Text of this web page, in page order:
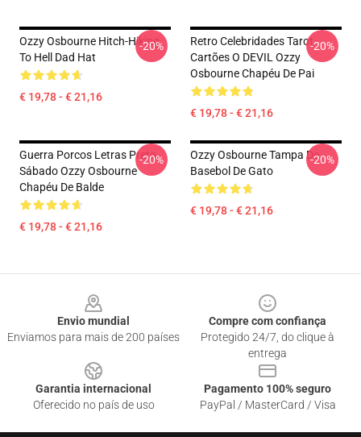
Ozzy Osbourne Hitch-Hiking
To Hell Dad Hat
€ 19,78 - € 21,16
-20%
Retro Celebridades Tarot
Cartões O DEVIL Ozzy
Osbourne Chapéu De Pai
€ 19,78 - € 21,16
-20%
Guerra Porcos Letras Preto
Sábado Ozzy Osbourne
Chapéu De Balde
€ 19,78 - € 21,16
-20%
Ozzy Osbourne Tampa De
Basebol De Gato
€ 19,78 - € 21,16
-20%
Envio mundial
Enviamos para mais de 200 países
Compre com confiança
Protegido 24/7, do clique à
entrega
Garantia internacional
Oferecido no país de uso
Pagamento 100% seguro
PayPal / MasterCard / Visa